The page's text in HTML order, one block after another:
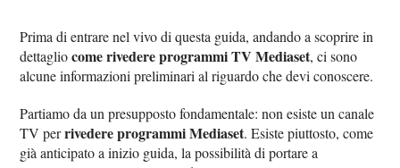
Prima di entrare nel vivo di questa guida, andando a scoprire in
dettagliocome rivedere programmi TV Mediaset, ci sono
alcune informazioni preliminari al riguardo che devi conoscere.
Partiamo da un presupposto fondamentale: non esiste un canale
TV perrivedere programmi Mediaset. Esiste piuttosto, come
già anticipato a inizio guida, la possibilità di portare a